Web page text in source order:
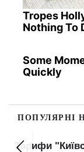
Tropes
Nothing To
Some
Quickly
ПОПУЛЯРНІ
220 грн